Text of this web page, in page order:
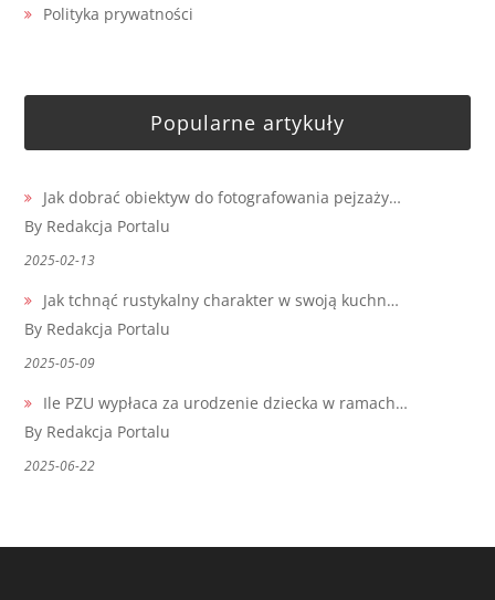
Polityka prywatności
Popularne artykuły
Jak dobrać obiektyw do fotografowania pejzaży…
By Redakcja Portalu
2025-02-13
Jak tchnąć rustykalny charakter w swoją kuchn…
By Redakcja Portalu
2025-05-09
Ile PZU wypłaca za urodzenie dziecka w ramach…
By Redakcja Portalu
2025-06-22